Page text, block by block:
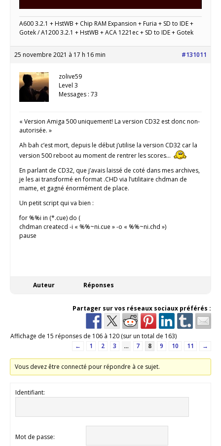
A600 3.2.1 + HstWB + Chip RAM Expansion + Furia + SD to IDE +
Gotek / A1200 3.2.1 + HstWB + ACA 1221ec + SD to IDE + Gotek
25 novembre 2021 à 17 h 16 min #131011
zolive59
Level 3
Messages : 73
« Version Amiga 500 uniquement! La version CD32 est donc non-
autorisée. »
Ah bah c’est mort, depuis le début j’utilise la version CD32 car la
version 500 reboot au moment de rentrer les scores…
En parlant de CD32, que j’avais laissé de coté dans mes archives,
je les ai transformé en format .CHD via l’utilitaire chdman de
mame, et gagné énormément de place.
Un petit script qui va bien :
for %%i in (*.cue) do (
chdman createcd -i « %%~ni.cue » -o « %%~ni.chd »)
pause
Auteur Réponses
Partager sur vos réseaux sociaux préférés :
Affichage de 15 réponses de 106 à 120 (sur un total de 163)
←
1 2 3 … 7 8 9 10 11 →
Vous devez être connecté pour répondre à ce sujet.
Identifiant:
Mot de passe: